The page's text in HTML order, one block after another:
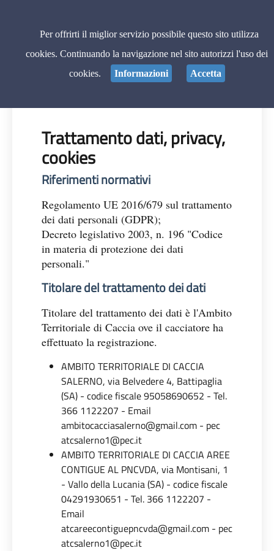
Trattamento dati, privacy,
cookies
Riferimenti normativi
Regolamento UE 2016/679 sul trattamento
dei dati personali (GDPR);
Decreto legislativo 2003, n. 196 "Codice
in materia di protezione dei dati
personali."
Titolare del trattamento dei dati
Titolare del trattamento dei dati è l'Ambito
Territoriale di Caccia ove il cacciatore ha
effettuato la registrazione.
AMBITO TERRITORIALE DI CACCIA
SALERNO, via Belvedere 4, Battipaglia
(SA) - codice fiscale 95058690652 - Tel.
366 1122207 - Email
ambitocacciasalerno@gmail.com - pec
atcsalerno1@pec.it
AMBITO TERRITORIALE DI CACCIA AREE
CONTIGUE AL PNCVDA, via Montisani, 1
- Vallo della Lucania (SA) - codice fiscale
04291930651 - Tel. 366 1122207 -
Email
atcareecontiguepncvda@gmail.com - pec
atcsalerno1@pec.it
Per offrirti il miglior servizio possibile questo sito utilizza
cookies. Continuando la navigazione nel sito autorizzi l'uso dei
cookies.
Informazioni Accetta